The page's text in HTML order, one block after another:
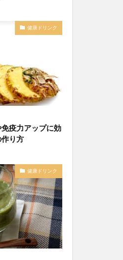
健康ドリンク
疫力アップに効
り方
健康ドリンク